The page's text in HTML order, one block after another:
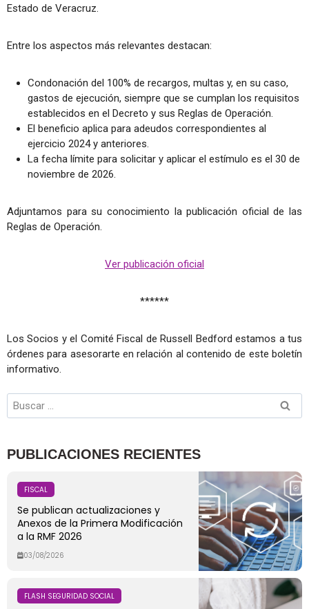
Estado de Veracruz.
Entre los aspectos más relevantes destacan:
Condonación del 100% de recargos, multas y, en su caso,
gastos de ejecución, siempre que se cumplan los requisitos
establecidos en el Decreto y sus Reglas de Operación.
El beneficio aplica para adeudos correspondientes al
ejercicio 2024 y anteriores.
La fecha límite para solicitar y aplicar el estímulo es el 30 de
noviembre de 2026.
Adjuntamos para su conocimiento la publicación oficial de las
Reglas de Operación.
Ver publicación oficial
******
Los Socios y el Comité Fiscal de Russell Bedford estamos a tus
órdenes para asesorarte en relación al contenido de este boletín
informativo.
PUBLICACIONES RECIENTES
FISCAL
Se publican actualizaciones y
Anexos de la Primera Modificación
a la RMF 2026
03/08/2026
FLASH SEGURIDAD SOCIAL